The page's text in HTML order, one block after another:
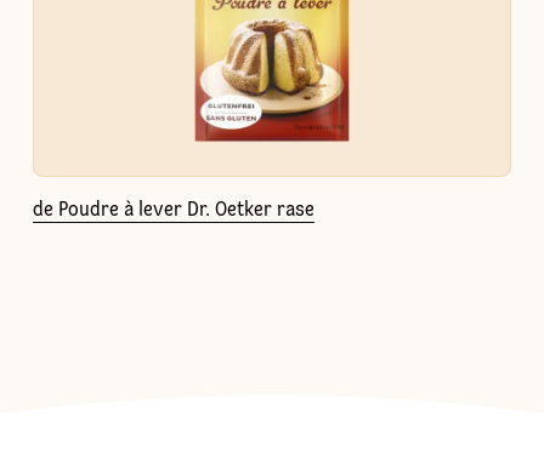
de Poudre à lever Dr. Oetker rase